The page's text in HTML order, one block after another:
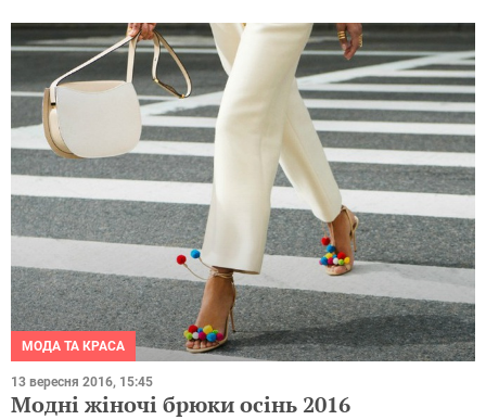
МОДА ТА КРАСА
13 вересня 2016, 15:45
Модні жіночі брюки осінь 2016